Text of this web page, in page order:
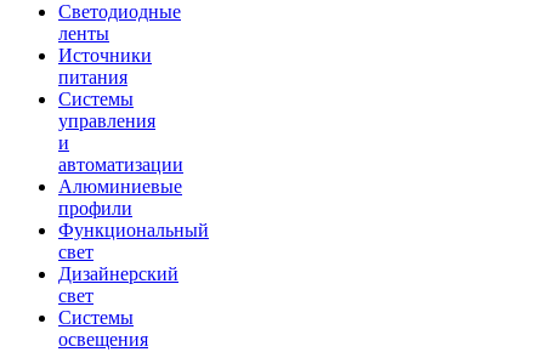
Светодиодные
ленты
Источники
питания
Системы
управления
и
автоматизации
Алюминиевые
профили
Функциональный
свет
Дизайнерский
свет
Системы
освещения